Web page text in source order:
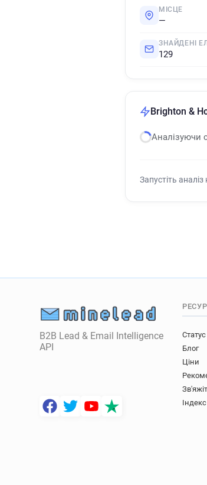
МІСЦЕ
—
ЗНАЙДЕНІ
129
Brighton &
Аналізуючи
Запустіть аналіз
B2B Lead & Email Intelligence
API
Блог
Ціни